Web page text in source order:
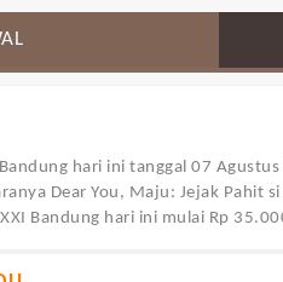
hari ini tanggal 07
Dear You, Maju: Jejak Pahit
Bandung hari ini mulai Rp